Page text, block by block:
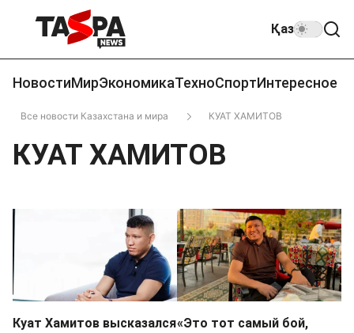
Қаз
НовостиМирЭкономикаТехноСпортИнтересное
Все новости Казахстана и мира КУАТ ХАМИТОВ
КУАТ ХАМИТОВ
Куат Хамитов высказался«Это тот самый бой,